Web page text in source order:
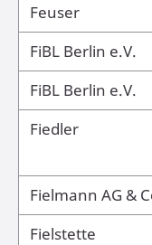
Feuser
FiBL Berlin e.V.
FiBL Berlin e.V.
Fiedler
Fielmann AG &
Fielstette